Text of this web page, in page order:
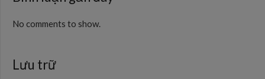
No comments to show.
Lưu trữ